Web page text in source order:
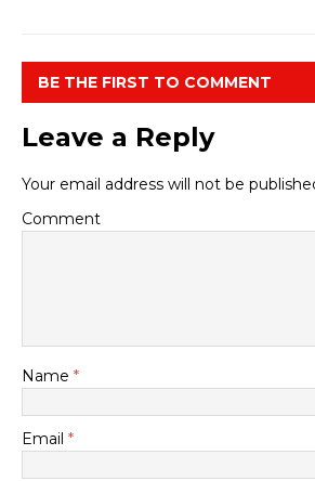
BE THE FIRST TO COMMENT
Leave a Reply
Your email address will not be
Comment
Name *
Email *